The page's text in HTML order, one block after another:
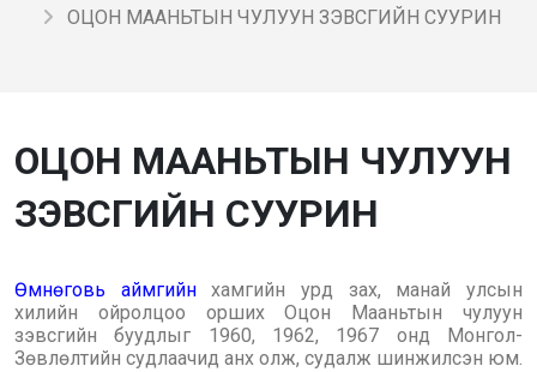
ОЦОН МААНЬТЫН ЧУЛУУН ЗЭВСГИЙН СУУРИН
ОЦОН МААНЬТЫН ЧУЛУУН
ЗЭВСГИЙН СУУРИН
Өмнөговь аймгийнхамгийн урд зах, манай улсын
хилийн ойролцоо орших Оцон Мааньтын чулуун
зэвсгийн буудлыг 1960, 1962, 1967 онд Монгол-
Зөвлөлтийн судлаачид анх олж, судалж шинжилсэн юм.